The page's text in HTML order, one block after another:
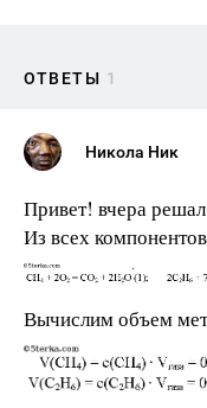
ОТВЕТЫ 1
Никола Ник
Привет! вчера
Из всех
Вычислим объем